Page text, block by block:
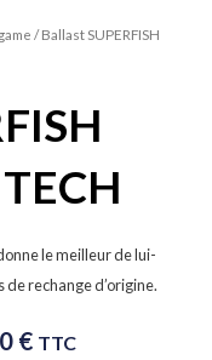
/ Ballast SUPERFISH
le meilleur de lui-
rechange d’origine.
€Plage
TTC